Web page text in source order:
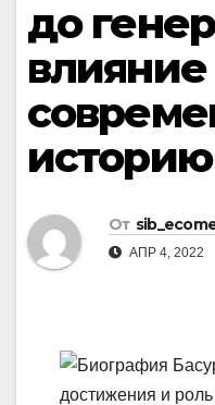
до
влияние
историю
От
АПР 4, 2022